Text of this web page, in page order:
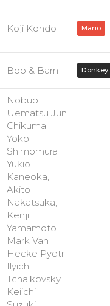
Koji Kondo Mario
Bob & Barn Donkey
Nobuo
Uematsu Jun
Chikuma
Yoko
Shimomura
Yukio
Kaneoka,
Akito
Nakatsuka,
Kenji
Yamamoto
Mark Van
Hecke Pyotr
Ilyich
Tchaikovsky
Keiichi